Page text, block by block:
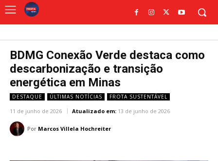
BDMG Conexão Verde destaca como
descarbonização e transição
energética em Minas
DESTAQUE ÚLTIMAS NOTÍCIAS FROTA SUSTENTÁVEL
11 de junho de 2026 Atualizado em: 13 de junho de 2026
Por Marcos Villela Hochreiter